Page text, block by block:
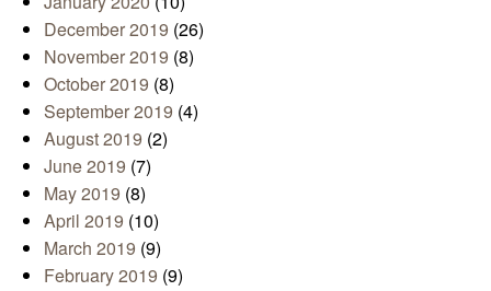
December 2019 (26)
November 2019 (8)
October 2019 (8)
September 2019 (4)
August 2019 (2)
June 2019 (7)
May 2019 (8)
April 2019 (10)
March 2019 (9)
February 2019 (9)